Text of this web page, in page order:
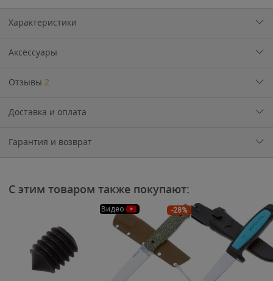
Характеристики
Аксессуары
Отзывы 2
Доставка и оплата
Гарантия и возврат
С этим товаром также покупают:
-28%
Видео